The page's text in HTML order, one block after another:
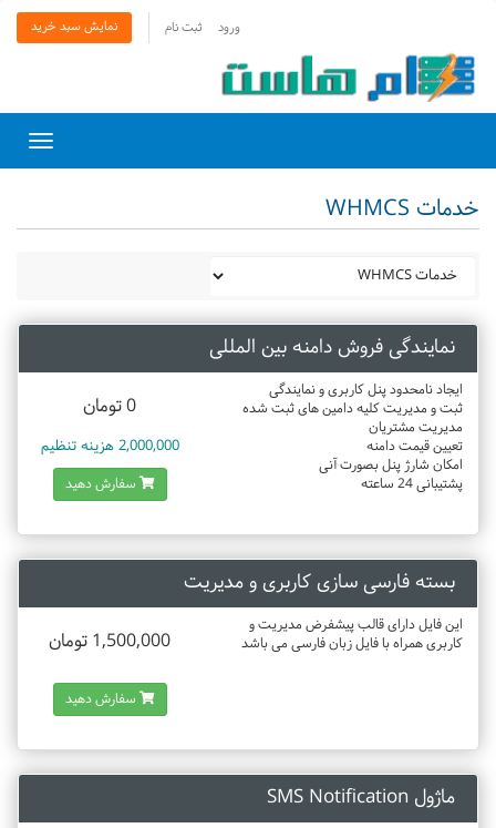
ورود ثبت نام نمایش سبد خرید
خدمات WHMCS
نمایندگی فروش دامنه بین المللی
ایجاد نامحدود پنل کاربری و نمایندگی
ثبت و مدیریت کلیه دامین های ثبت شده
مدیریت مشتریان
تعیین قیمت دامنه
امکان شارژ پنل بصورت آنی
پشتیبانی 24 ساعته
0 تومان
2,000,000 هزینه تنظیم
سفارش دهید
بسته فارسی سازی کاربری و مدیریت
این فایل دارای قالب پیشفرض مدیریت و
کاربری همراه با فایل زبان فارسی می باشد
1,500,000 تومان
سفارش دهید
ماژول SMS Notification